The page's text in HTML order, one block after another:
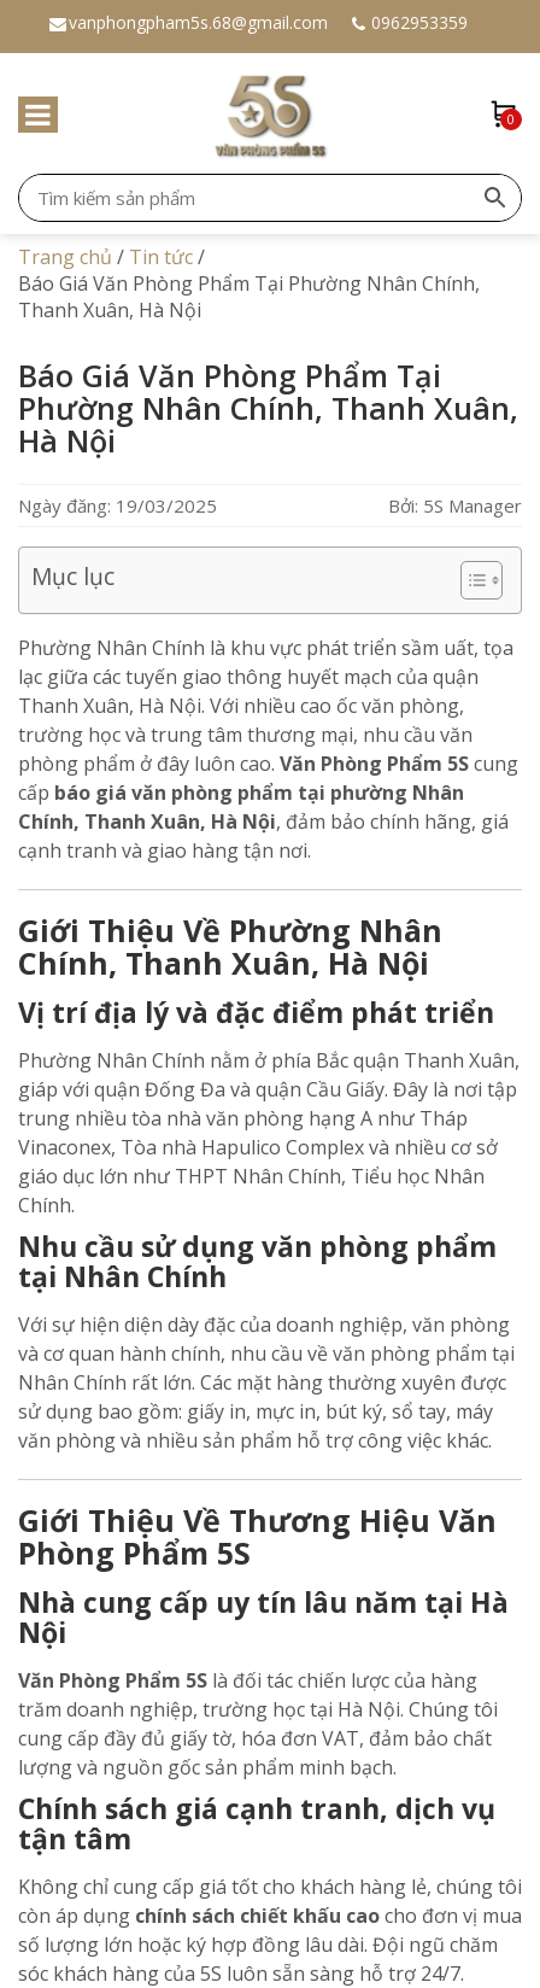
vanphongpham5s.68@gmail.com 0962953359
0
Trang chủ / Tin tức/
Báo Giá Văn Phòng Phẩm Tại Phường Nhân Chính,
Thanh Xuân, Hà Nội
Báo Giá Văn Phòng Phẩm Tại
Phường Nhân Chính, Thanh Xuân,
Hà Nội
Ngày đăng: 19/03/2025 Bởi: 5S Manager
Mục lục
Phường Nhân Chính là khu vực phát triển sầm uất, tọa
lạc giữa các tuyến giao thông huyết mạch của quận
Thanh Xuân, Hà Nội. Với nhiều cao ốc văn phòng,
trường học và trung tâm thương mại, nhu cầu văn
phòng phẩm ở đây luôn cao. Văn Phòng Phẩm 5Scung
cấp báo giá văn phòng phẩm tại phường Nhân
Chính, Thanh Xuân, Hà Nội, đảm bảo chính hãng, giá
cạnh tranh và giao hàng tận nơi.
Giới Thiệu Về Phường Nhân
Chính, Thanh Xuân, Hà Nội
Vị trí địa lý và đặc điểm phát triển
Phường Nhân Chính nằm ở phía Bắc quận Thanh Xuân,
giáp với quận Đống Đa và quận Cầu Giấy. Đây là nơi tập
trung nhiều tòa nhà văn phòng hạng A như Tháp
Vinaconex, Tòa nhà Hapulico Complex và nhiều cơ sở
giáo dục lớn như THPT Nhân Chính, Tiểu học Nhân
Chính.
Nhu cầu sử dụng văn phòng phẩm
tại Nhân Chính
Với sự hiện diện dày đặc của doanh nghiệp, văn phòng
và cơ quan hành chính, nhu cầu về văn phòng phẩm tại
Nhân Chính rất lớn. Các mặt hàng thường xuyên được
sử dụng bao gồm: giấy in, mực in, bút ký, sổ tay, máy
văn phòng và nhiều sản phẩm hỗ trợ công việc khác.
Giới Thiệu Về Thương Hiệu Văn
Phòng Phẩm 5S
Nhà cung cấp uy tín lâu năm tại Hà
Nội
Văn Phòng Phẩm 5S là đối tác chiến lược của hàng
trăm doanh nghiệp, trường học tại Hà Nội. Chúng tôi
cung cấp đầy đủ giấy tờ, hóa đơn VAT, đảm bảo chất
lượng và nguồn gốc sản phẩm minh bạch.
Chính sách giá cạnh tranh, dịch vụ
tận tâm
Không chỉ cung cấp giá tốt cho khách hàng lẻ, chúng tôi
còn áp dụng chính sách chiết khấu caocho đơn vị mua
số lượng lớn hoặc ký hợp đồng lâu dài. Đội ngũ chăm
sóc khách hàng của 5S luôn sẵn sàng hỗ trợ 24/7.